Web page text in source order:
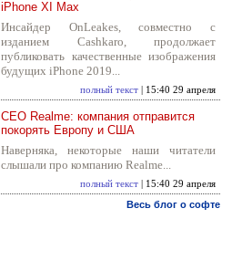
iPhone XI Max
Инсайдер OnLeakes, совместно с
изданием Cashkaro, продолжает
публиковать качественные изображения
будущих iPhone 2019...
полный текст | 15:40 29 апреля
CEO Realme: компания отправится
покорять Европу и США
Наверняка, некоторые наши читатели
слышали про компанию Realme...
полный текст | 15:40 29 апреля
Весь блог о софте